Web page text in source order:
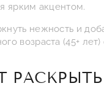
ярким акцентом.
нежность и
возраста (45+